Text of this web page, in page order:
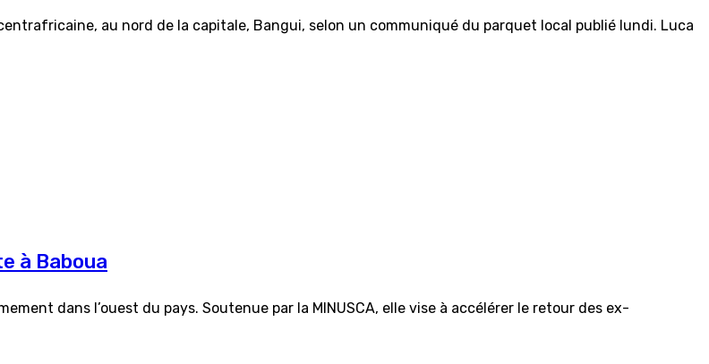
au nord de la capitale, Bangui, selon un communiqué du parquet local publié lundi. Luca
à Baboua
dans l’ouest du pays. Soutenue par la MINUSCA, elle vise à accélérer le retour des ex-